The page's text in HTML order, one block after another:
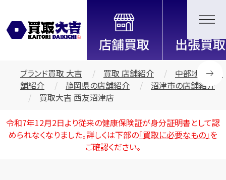
全国2200店舗以上展開中！
信頼と実績の買取専門店「買取大
吉」
ブランド買取 大吉 買取 店舗紹介
中部地区の店
舗紹介
静岡県の店舗紹介
沼津市の店舗紹介
買取大吉 西友沼津店
令和7年12月2日より従来の健康保険証が身分証明書として認
められなくなりました。詳しくは下部の「買取に必要なもの」を
ご確認ください。